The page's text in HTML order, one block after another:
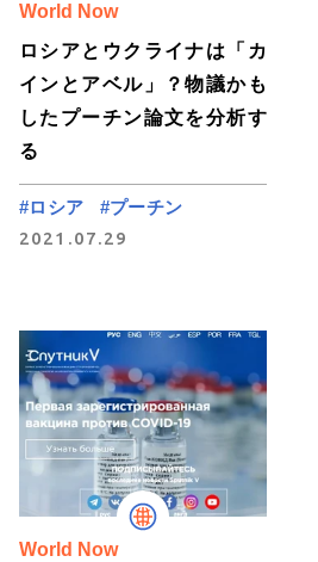
World Now
ロシアとウクライナは「カ
インとアベル」？物議かも
したプーチン論文を分析す
る
#ロシア
#プーチン
2021.07.29
World Now